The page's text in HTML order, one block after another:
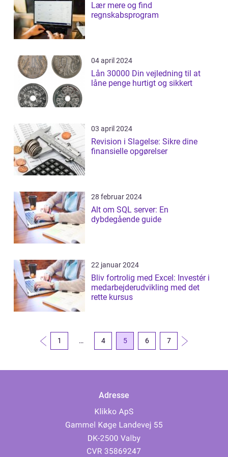
Lær mere og find
regnskabsprogram
04 april 2024
Lån 30000 Din vejledning til at
låne penge hurtigt og sikkert
03 april 2024
Revision i Slagelse: Sikre dine
finansielle opgørelser
28 februar 2024
Alt om SQL server: En
dybdegående guide
22 januar 2024
Bliv fortrolig med Excel: Investér i
medarbejderudvikling med det
rette kursus
1 … 4 5 6 7
Adresse